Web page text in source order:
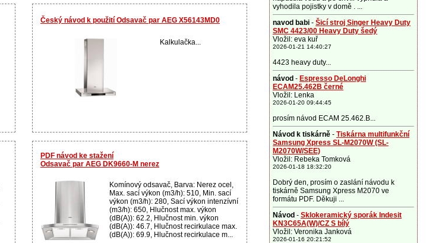
Český návod k použití Odsavač par AEG X56143MD0
Kalkulačka...
PDF návod ke stažení
Odsavač par AEG DK9660-M nerez
Komínový odsavač, Barva: Nerez ocel,
Max. sací výkon (m3/h): 510, Min. sací
výkon (m3/h): 280, Sací výkon intenzívní
(m3/h): 650, Hlučnost max. výkon
(dB(A)): 62.2, Hlučnost min. výkon
(dB(A)): 46.7, Hlučnost recirkulace max.
(dB(A)): 69.9, Hlučnost recirkulace m...
vyhodila pojistky v domě . ...
navod babi - Šicí stroj Singer Heavy Duty
SMC 4423/00 Heavy Duty šedý
Vložil: eva kuř
2026-01-21 14:40:27
4423 heavy duty...
návod - Espresso DeLonghi
ECAM25.462B černé
Vložil: Lenka
2026-01-20 09:44:45
prosím návod ECAM 25.462.B...
Návod k tiskárně - Tiskárna multifunkční
Samsung Xpress SL-M2070W (SL-
M2070W/SEE)
Vložil: Rebeka Tomková
2026-01-18 18:32:20
Dobrý den, prosím o zaslání návodu k
tiskárně Samsung Xpress M2070 ve
formátu PDF. Děkuji ...
Návod - Sklokeramický sporák Indesit
KN3C65A(W)/CZ S bílý
Vložil: Veronika Janková
2026-01-16 20:21:52